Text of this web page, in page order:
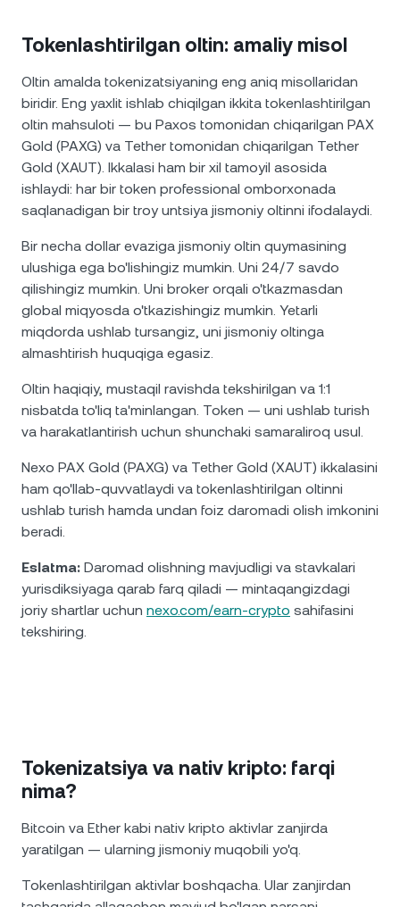
Tokenlashtirilgan oltin: amaliy misol
Oltin amalda tokenizatsiyaning eng aniq misollaridan
biridir. Eng yaxlit ishlab chiqilgan ikkita tokenlashtirilgan
oltin mahsuloti — bu Paxos tomonidan chiqarilgan PAX
Gold (PAXG) va Tether tomonidan chiqarilgan Tether
Gold (XAUT). Ikkalasi ham bir xil tamoyil asosida
ishlaydi: har bir token professional omborxonada
saqlanadigan bir troy untsiya jismoniy oltinni ifodalaydi.
Bir necha dollar evaziga jismoniy oltin quymasining
ulushiga ega bo'lishingiz mumkin. Uni 24/7 savdo
qilishingiz mumkin. Uni broker orqali o'tkazmasdan
global miqyosda o'tkazishingiz mumkin. Yetarli
miqdorda ushlab tursangiz, uni jismoniy oltinga
almashtirish huquqiga egasiz.
Oltin haqiqiy, mustaqil ravishda tekshirilgan va 1:1
nisbatda to'liq ta'minlangan. Token — uni ushlab turish
va harakatlantirish uchun shunchaki samaraliroq usul.
Nexo PAX Gold (PAXG) va Tether Gold (XAUT) ikkalasini
ham qo'llab-quvvatlaydi va tokenlashtirilgan oltinni
ushlab turish hamda undan foiz daromadi olish imkonini
beradi.
Eslatma: Daromad olishning mavjudligi va stavkalari
yurisdiksiyaga qarab farq qiladi — mintaqangizdagi
joriy shartlar uchun nexo.com/earn-crypto sahifasini
tekshiring.
Tokenizatsiya va nativ kripto: farqi
nima?
Bitcoin va Ether kabi nativ kripto aktivlar zanjirda
yaratilgan — ularning jismoniy muqobili yo'q.
Tokenlashtirilgan aktivlar boshqacha. Ular zanjirdan